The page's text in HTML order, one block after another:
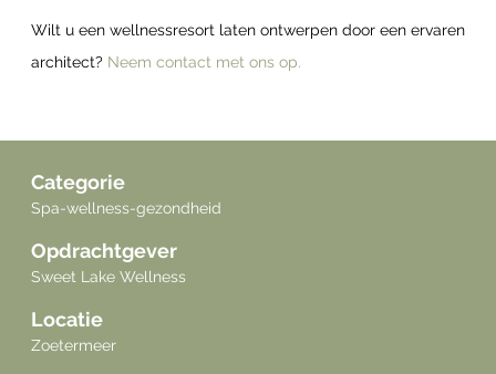
Wilt u een wellnessresort laten ontwerpen door een ervaren
architect? Neem contact met ons op.
Categorie
Spa-wellness-gezondheid
Opdrachtgever
Sweet Lake Wellness
Locatie
Zoetermeer